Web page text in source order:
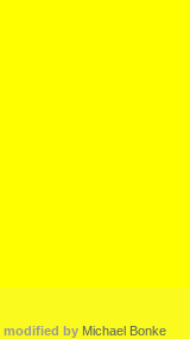
modified by Michael Bonke